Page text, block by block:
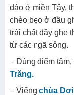
đáo ở miền Tây,
chèo bẹo ở đầu
trái chất đầy ghe
từ các ngã sông.
– Dùng điểm
Trăng.
– Viếng chùa Dơi